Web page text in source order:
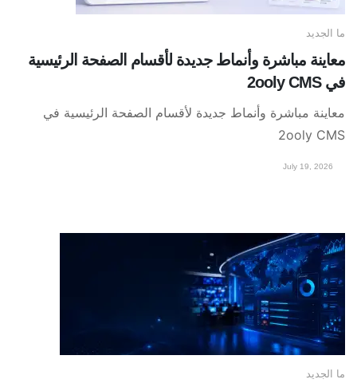
ما الجديد
معاينة مباشرة وأنماط جديدة لأقسام الصفحة الرئيسية
في 2ooly CMS
معاينة مباشرة وأنماط جديدة لأقسام الصفحة الرئيسية في
2ooly CMS
July 19, 2026
ما الجديد